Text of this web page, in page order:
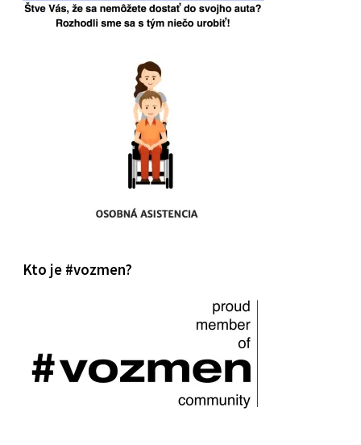
Kto je #vozmen?